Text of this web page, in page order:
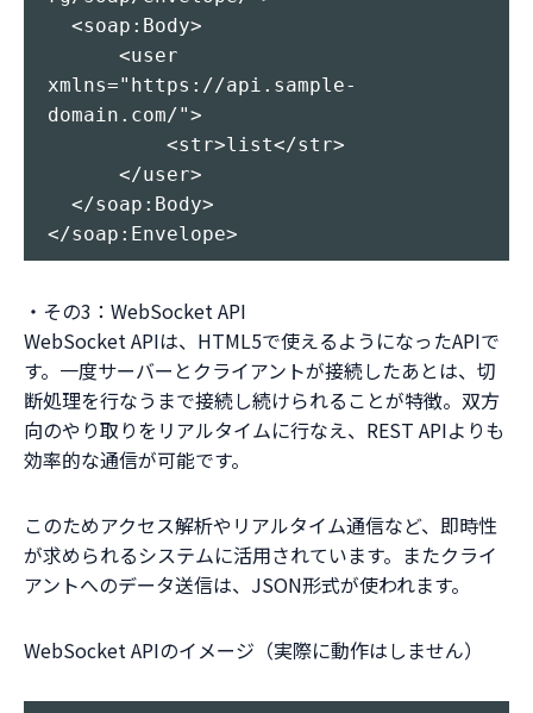
xmlns="https://api.sample-
domain.com/">
・その3：WebSocket API
WebSocket APIは、HTML5で使えるようになったAPIで
す。一度サーバーとクライアントが接続したあとは、切
断処理を行なうまで接続し続けられることが特徴。双方
向のやり取りをリアルタイムに行なえ、REST APIよりも
効率的な通信が可能です。
このためアクセス解析やリアルタイム通信など、即時性
が求められるシステムに活用されています。またクライ
アントへのデータ送信は、JSON形式が使われます。
WebSocket APIのイメージ（実際に動作はしません）